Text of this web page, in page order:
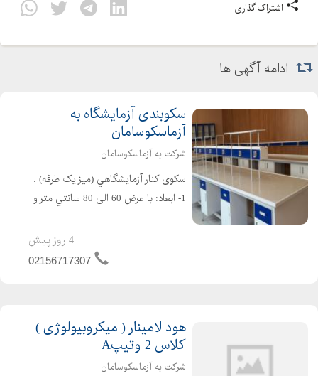
اشتراک گذاری
ادامه آگهی ها
سکوبندی آزمایشگاه به
آزماسکوسامان
شرکت به آزماسکوسامان
سکوی کنار آزمايشگاهي (میز یک طرفه) :
1- ابعاد: با عرض 60 الی 80 سانتي متر و
اسكلت بندي : از پروفيل فولادي استاندارد
به سطح مقطع30 * 30 یا 30* 50 با رنگ
4 روز پیش
02156717307
هود لامینار ( میکروبیولوژی )
کلاس 2 وتیپA
شرکت به آزماسکوسامان